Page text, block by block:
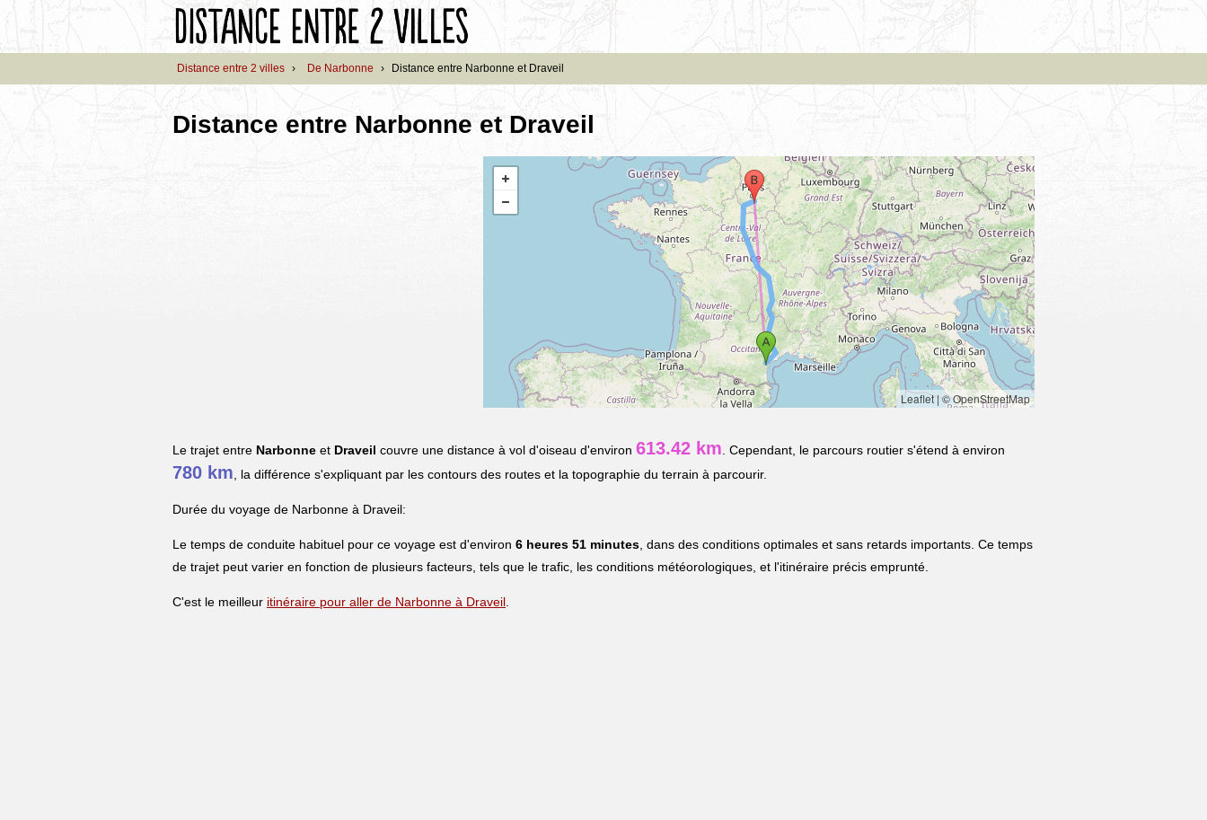
Distance entre 2 villes › De Narbonne › Distance entre Narbonne et Draveil
Distance entre Narbonne et Draveil
Leaflet|© OpenStreetMap
Le trajet entre Narbonne et Draveil couvre une distance à vol d'oiseau d'environ 613.42 km . Cependant, le parcours routier s'étend à environ
780 km , la différence s'expliquant par les contours des routes et la topographie du terrain à parcourir.
Durée du voyage de Narbonne à Draveil:
Le temps de conduite habituel pour ce voyage est d'environ 6 heures 51 minutes , dans des conditions optimales et sans retards importants. Ce temps
de trajet peut varier en fonction de plusieurs facteurs, tels que le trafic, les conditions météorologiques, et l'itinéraire précis emprunté.
C'est le meilleur itinéraire pour aller de Narbonne à Draveil